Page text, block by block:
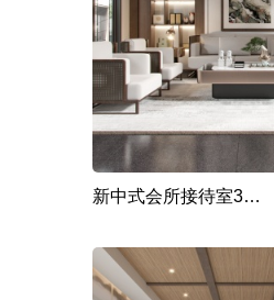
新中式会所接待室3d模型